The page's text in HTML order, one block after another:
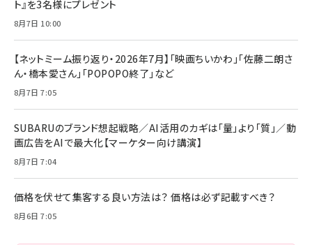
ト』を3名様にプレゼント
8月7日 10:00
【ネットミーム振り返り・2026年7月】「映画ちいかわ」「佐藤二朗さ
ん・橋本愛さん」「POPOPO終了」など
8月7日 7:05
SUBARUのブランド想起戦略／AI活用のカギは「量」より「質」／動
画広告をAIで最大化【マーケター向け講演】
8月7日 7:04
価格を伏せて集客する良い方法は？ 価格は必ず記載すべき？
8月6日 7:05